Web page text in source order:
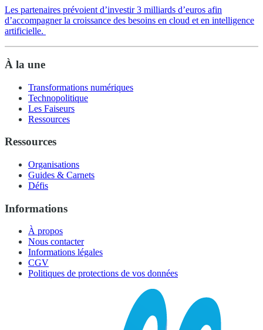
Les partenaires prévoient d’investir 3 milliards d’euros afin
d’accompagner la croissance des besoins en cloud et en intelligence
artificielle.
À la une
Transformations numériques
Technopolitique
Les Faiseurs
Ressources
Ressources
Organisations
Guides & Carnets
Défis
Informations
À propos
Nous contacter
Informations légales
CGV
Politiques de protections de vos données